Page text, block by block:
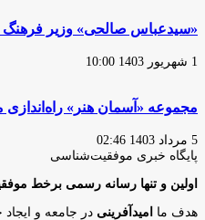
«سیدعباس صالحی» وزیر فرهنگ
1 شهریور 1403 10:00
مجموعه «آسمان هنر»
5 مرداد 1403 02:46
پایگاه‌ خبری موفقیت‌شناسی
اولین و تنها رسانه رسمی برخط
هدف ما امیدآفرینی در جامعه و